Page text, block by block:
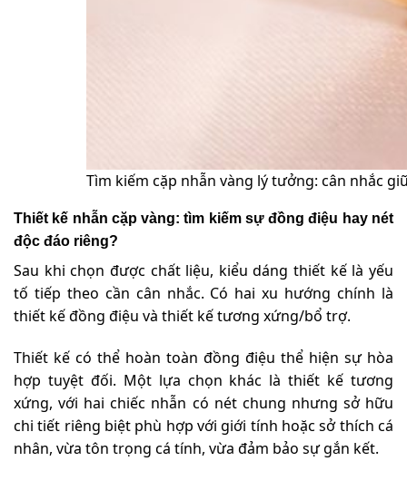
Tìm kiếm cặp nhẫn vàng lý tưởng: cân nhắc
Thiết kế nhẫn cặp vàng: tìm kiếm sự đồng điệu hay nét
độc đáo riêng?
Sau khi chọn được chất liệu, kiểu dáng thiết kế là yếu
tố tiếp theo cần cân nhắc. Có hai xu hướng chính là
thiết kế đồng điệu và thiết kế tương xứng/bổ trợ.
Thiết kế có thể hoàn toàn đồng điệu thể hiện sự hòa
hợp tuyệt đối. Một lựa chọn khác là thiết kế tương
xứng, với hai chiếc nhẫn có nét chung nhưng sở hữu
chi tiết riêng biệt phù hợp với giới tính hoặc sở thích cá
nhân, vừa tôn trọng cá tính, vừa đảm bảo sự gắn kết.